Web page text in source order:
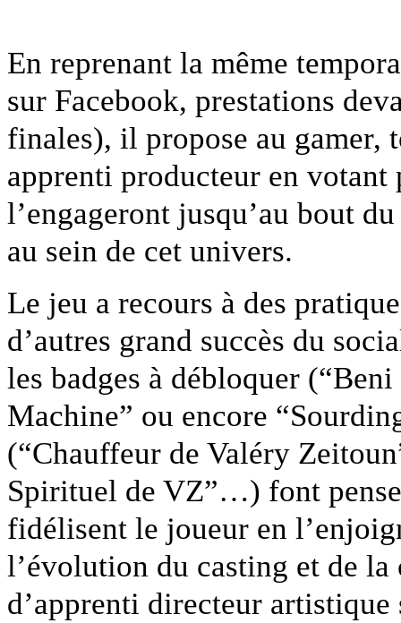
En reprenant la même
sur Facebook, prestations
finales), il propose au gamer,
apprenti producteur en
l’engageront jusqu’au bout
au sein de cet univers.
Le jeu a recours à des
d’autres grand succès du
les badges à débloquer
Machine” ou encore
(“Chauffeur de Valéry
Spirituel de VZ”…) font
fidélisent le joueur en
l’évolution du casting et de
d’apprenti directeur artistique